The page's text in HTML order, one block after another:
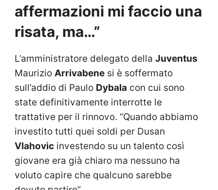
affermazioni mi faccio una
risata, ma…”
L’amministratore delegato della Juventus
Maurizio Arrivabene si è soffermato
sull’addio di Paulo Dybala con cui sono
state definitivamente interrotte le
trattative per il rinnovo. “Quando abbiamo
investito tutti quei soldi per Dusan
Vlahovic investendo su un talento così
giovane era già chiaro ma nessuno ha
voluto capire che qualcuno sarebbe